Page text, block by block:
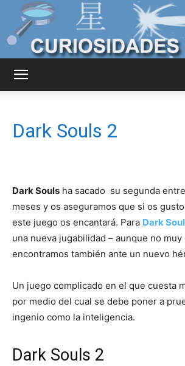
del
Dark Souls 2
Dark Souls ha sacado su segunda
meses y os aseguramos que si os
este juego os encantará. Para Dark
una nueva jugabilidad – aunque no
encontramos también ante un nuevo
Un juego complicado en el que cuesta
por medio del cual se debe poner a
ingenio como la inteligencia.
Dark Souls 2